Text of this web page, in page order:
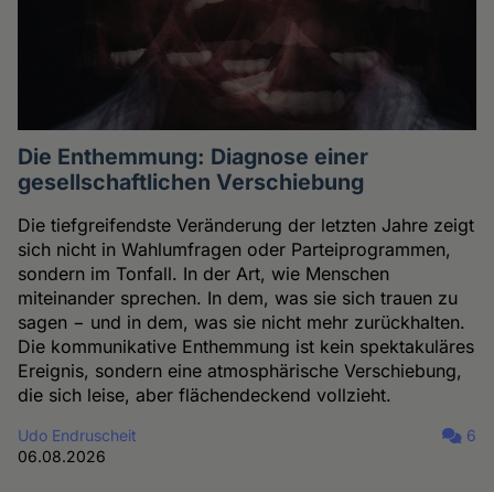
Die Enthemmung: Diagnose einer
gesellschaftlichen Verschiebung
Die tiefgreifendste Veränderung der letzten Jahre zeigt
sich nicht in Wahlumfragen oder Parteiprogrammen,
sondern im Tonfall. In der Art, wie Menschen
miteinander sprechen. In dem, was sie sich trauen zu
sagen − und in dem, was sie nicht mehr zurückhalten.
Die kommunikative Enthemmung ist kein spektakuläres
Ereignis, sondern eine atmosphärische Verschiebung,
die sich leise, aber flächendeckend vollzieht.
Udo Endruscheit
06.08.2026
6